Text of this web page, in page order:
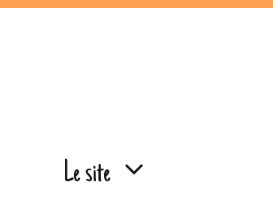
Le site